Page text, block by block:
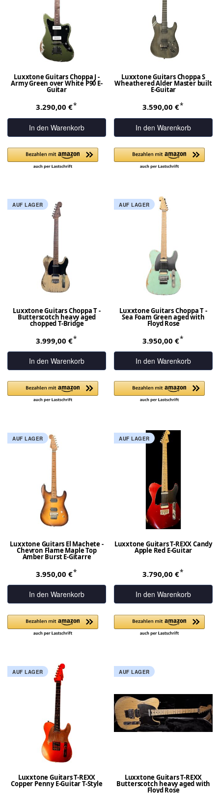
Luxxtone Guitars Choppa J -
Army Green over White P90 E-
Guitar
3.290,00 €*
In den Warenkorb
Luxxtone Guitars Choppa S
Wheathered Alder Master built
E-Guitar
3.590,00 €*
In den Warenkorb
AUF LAGER
Luxxtone Guitars Choppa T -
Butterscotch heavy aged
chopped T-Bridge
3.999,00 €*
In den Warenkorb
AUF LAGER
Luxxtone Guitars Choppa T -
Sea Foam Green aged with
Floyd Rose
3.950,00 €*
In den Warenkorb
AUF LAGER
Luxxtone Guitars El Machete -
Chevron Flame Maple Top
Amber Burst E-Gitarre
3.950,00 €*
In den Warenkorb
AUF LAGER
Luxxtone Guitars T-REXX Candy
Apple Red E-Guitar
3.790,00 €*
In den Warenkorb
AUF LAGER
Luxxtone Guitars T-REXX
Copper Penny E-Guitar T-Style
AUF LAGER
Luxxtone Guitars T-REXX
Butterscotch heavy aged with
Floyd Rose